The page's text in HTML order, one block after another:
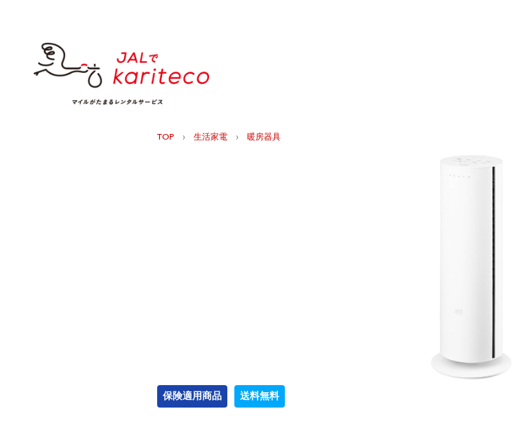
TOP › 生活家電 › 暖房器具
保険適用商品 送料無料